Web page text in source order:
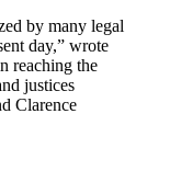
by many legal
day,” wrote
reaching the
justices
Clarence